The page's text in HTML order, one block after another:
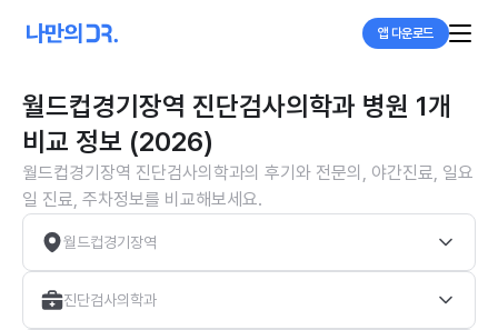
앱 다운로드
월드컵경기장역 진단검사의학과 병원 1개
비교 정보 (2026)
월드컵경기장역 진단검사의학과의 후기와 전문의, 야간진료, 일요
일 진료, 주차정보를 비교해보세요.
월드컵경기장역
진단검사의학과